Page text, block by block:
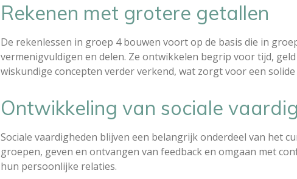
Rekenen met grotere getallen
De rekenlessen in groep 4 bouwen voort op de basis die in
vermenigvuldigen en delen. Ze ontwikkelen begrip voor tijd,
wiskundige concepten verder verkend, wat zorgt voor een
Ontwikkeling van sociale
Sociale vaardigheden blijven een belangrijk onderdeel van het
groepen, geven en ontvangen van feedback en omgaan met
hun persoonlijke relaties.